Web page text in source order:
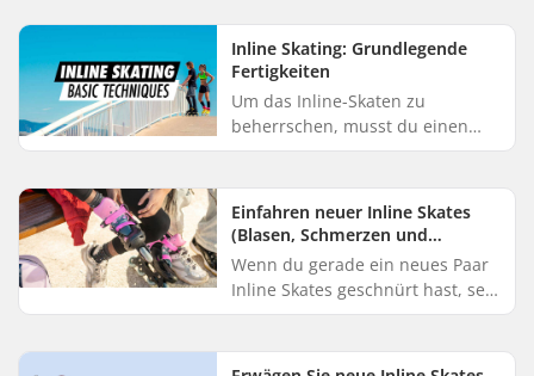
häufig genutzte Terrain...
Inline Skating: Grundlegende
Fertigkeiten
Um das Inline-Skaten zu
beherrschen, musst du einen
sicheren Stand entwickeln,
geschmeidig zu drehen und zu
wissen, wie d...
Einfahren neuer Inline Skates
(Blasen, Schmerzen und
Probleme mit der Passform
vermeiden)
Wenn du gerade ein neues Paar
Inline Skates geschnürt hast, sei
es für den Fitness- oder den
Leitfaden wichtige Tipps für ...